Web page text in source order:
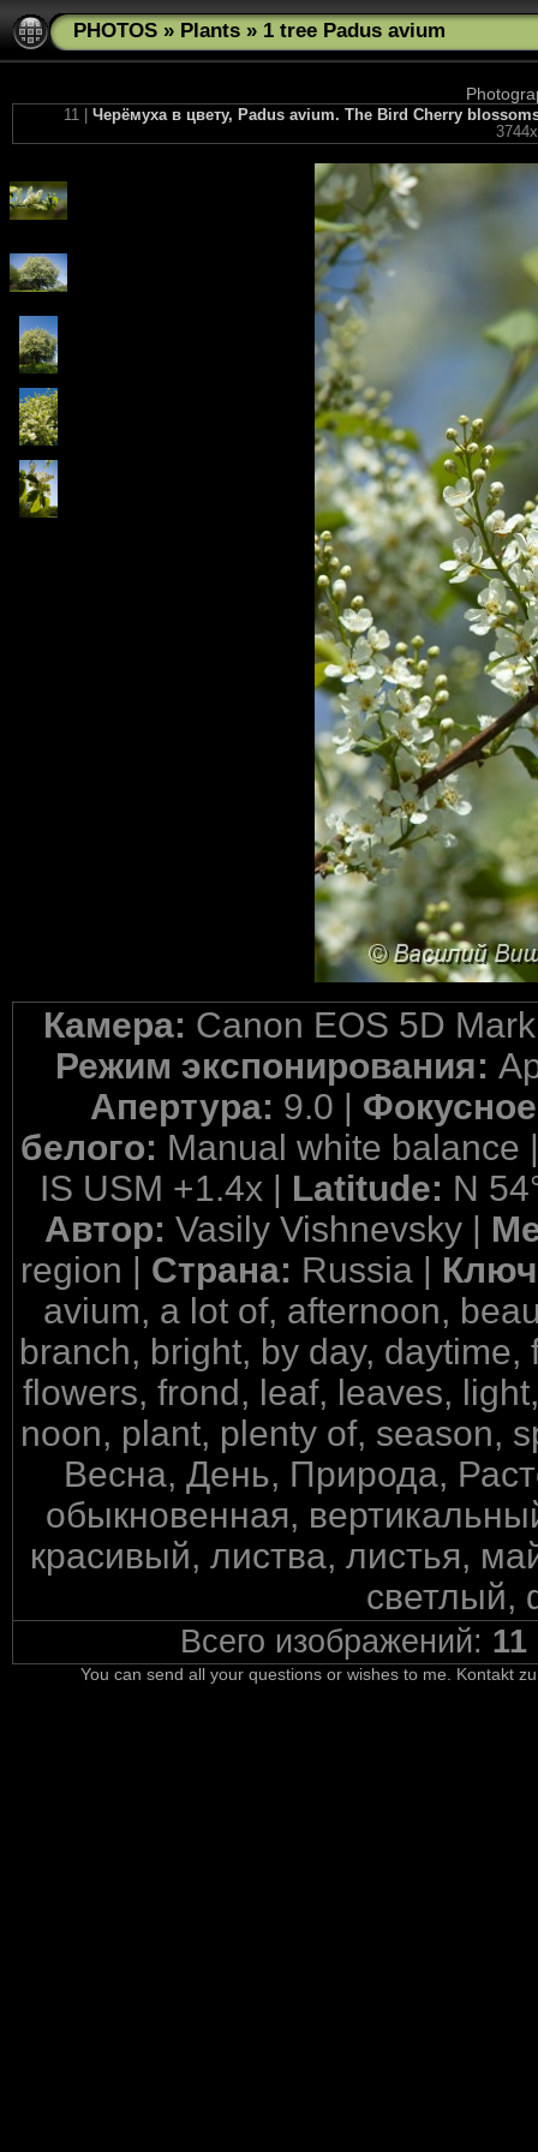
PHOTOS » Plants » 1 tree Padus avium
11 | Черёмуха в цвету, Padus avium. The Bird Cherry
Камера: Canon EOS 5D
Режим экспонирования:
Апертура: 9.0 |
белого: Manual white balance
IS USM +1.4x | Latitude: N
Автор: Vasily Vishnevsky |
region | Страна: Russia |
avium, a lot of, afternoon,
branch, bright, by day,
flowers, frond, leaf, leaves,
noon, plant, plenty of, season,
Весна, День, Природа,
обыкновенная,
красивый, листва, листья,
светлый,
Всего изображений: 11
You can send all your questions or wishes to me. Kontakt